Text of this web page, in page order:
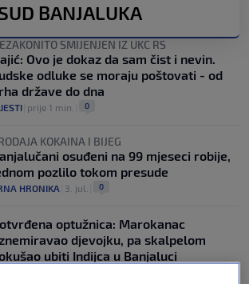
BANJALUKA
SMIJENJEN IZ UKC RS
Ovo je dokaz da sam čist i nevin.
odluke se moraju poštovati - od
države do dna
prije 1 min. 0
KOKAINA I BIJEG
osuđeni na 99 mjeseci robije,
pozlilo tokom presude
HRONIKA 3. jul. 0
optužnica: Marokanac
djevojku, pa skalpelom
ubiti Indijca u Banjaluci